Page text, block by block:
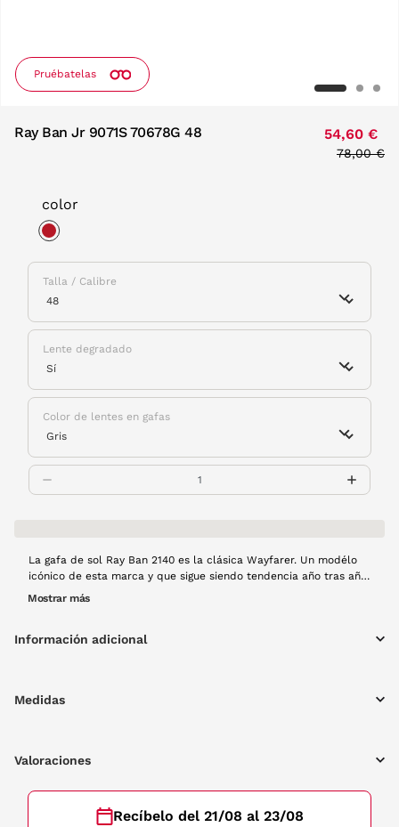
Pruébatelas
Ray Ban Jr 9071S 70678G 48 54,60 €
Price
78,00 €
color
Talla / Calibre
Lente degradado
Color de lentes en gafas
La gafa de sol Ray Ban 2140 es la clásica Wayfarer. Un modélo
icónico de esta marca y que sigue siendo tendencia año tras año
convirtiendose en uno de los modelos más vendidos. Esta
Mostrar más
Información adicional
Medidas
Valoraciones
Recíbelo del 21/08 al 23/08